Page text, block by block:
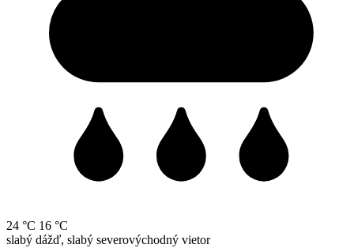
24 °C 16 °C
slabý dážď, slabý severovýchodný vietor